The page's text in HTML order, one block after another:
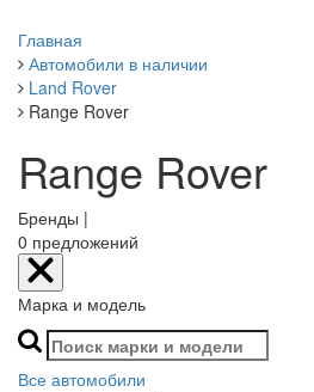
Главная
Автомобили в наличии
Land Rover
Range Rover
Range Rover
Бренды |
0 предложений
Марка и модель
Все автомобили